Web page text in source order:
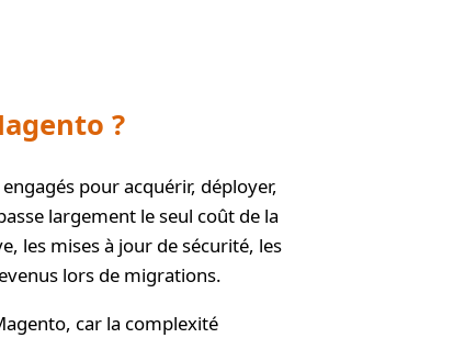
?
pour acquérir, déployer,
largement le seul coût de la
les mises à jour de sécurité, les
lors de migrations.
car la complexité